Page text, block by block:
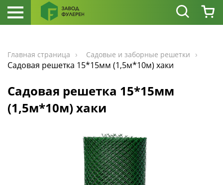
Главная страница Садовые и заборные решетки
Садовая решетка 15*15мм (1,5м*10м) хаки
Садовая решетка 15*15мм
(1,5м*10м) хаки